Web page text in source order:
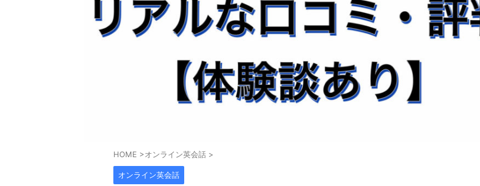
HOME >オンライン英会話 >
オンライン英会話